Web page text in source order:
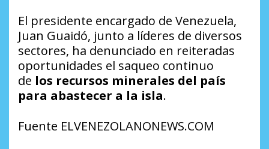
El presidente encargado de Venezuela,
Juan Guaidó, junto a líderes de diversos
sectores, ha denunciado en reiteradas
oportunidades el saqueo continuo
de los recursos minerales del país
para abastecer a la isla.
Fuente ELVENEZOLANONEWS.COM